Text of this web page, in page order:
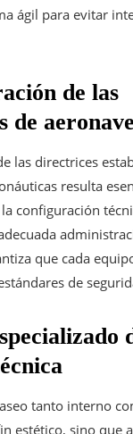
ágil para evitar
de las
de
las directrices
resulta
configuración
que cada
de
tanto interno
estético, sino que